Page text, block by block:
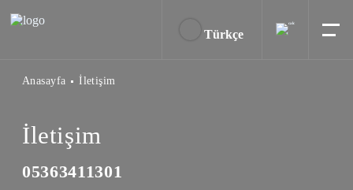
Türkçe
Anasayfa İletişim
İletişim
05363411301